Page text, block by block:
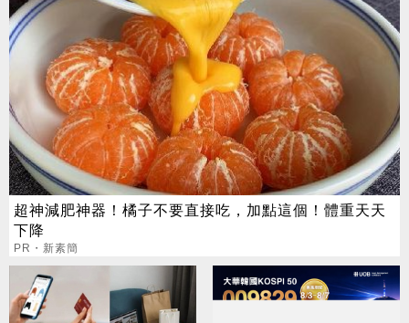
超神減肥神器！橘子不要直接吃，加點這個！體重天天
下降
PR・新素簡